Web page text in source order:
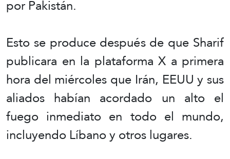
por Pakistán.
Esto se produce después de que Sharif
publicara en la plataforma X a primera
hora del miércoles que Irán, EEUU y sus
aliados habían acordado un alto el
fuego inmediato en todo el mundo,
incluyendo Líbano y otros lugares.